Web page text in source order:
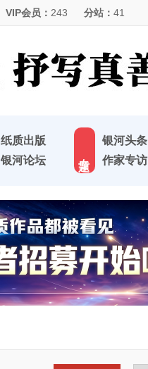
VIP会员： 243 分站： 41
纸质出版
银河论坛
银河头条
作家专访